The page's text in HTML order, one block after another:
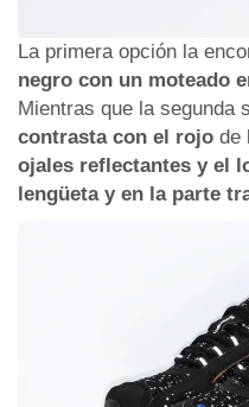
La primera opción la
negro con un moteado
Mientras que la segunda
contrasta con el rojo de
ojales reflectantes y el
lengüeta y en la parte